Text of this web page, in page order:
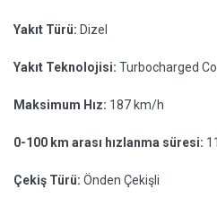
Yakıt Türü: Dizel
Yakıt Teknolojisi: Turbocharged
Maksimum Hız: 187 km/h
0-100 km arası hızlanma süresi:
Çekiş Türü: Önden Çekişli